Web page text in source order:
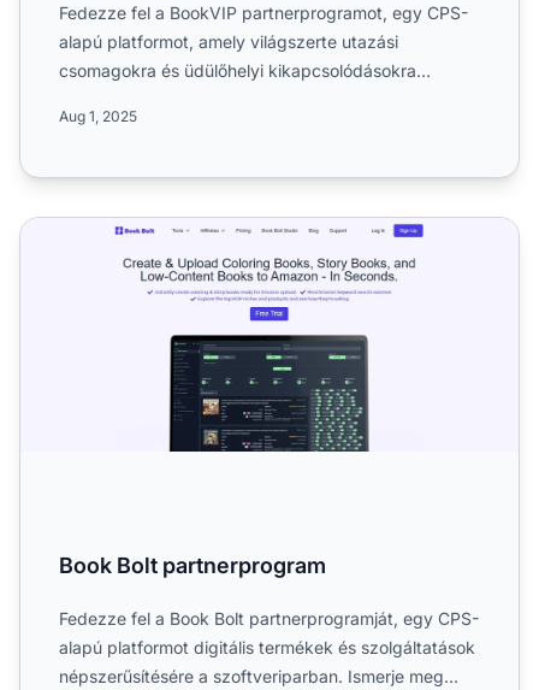
Fedezze fel a BookVIP partnerprogramot, egy CPS-
alapú platformot, amely világszerte utazási
csomagokra és üdülőhelyi kikapcsolódásokra
Aug 1, 2025
Book Bolt partnerprogram
Book Bolt partnerprogram
Fedezze fel a Book Bolt partnerprogramját, egy CPS-
alapú platformot digitális termékek és szolgáltatások
népszerűsítésére a szoftveriparban. Ismerje meg